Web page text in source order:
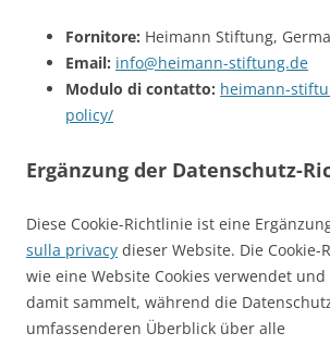
Fornitore: Heimann Stiftung,
Email: info@heimann-stiftung.de
Modulo di contatto: heimann-
policy/
Ergänzung der Datenschutz-
Diese Cookie-Richtlinie ist eine
sulla privacy dieser Website. Die
wie eine Website Cookies verwendet
damit sammelt, während die
umfassenderen Überblick über alle